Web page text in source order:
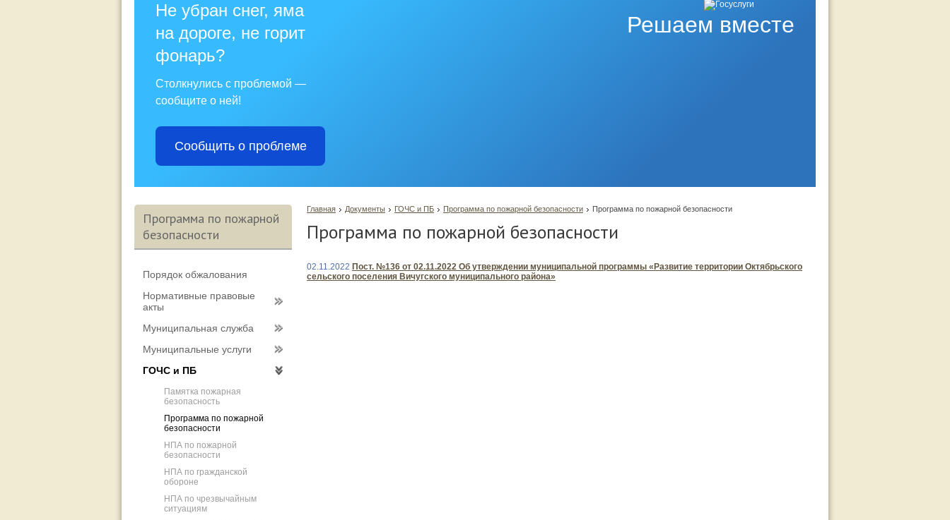
Решаем вместе
Не убран снег, яма
на дороге, не горит
фонарь?
Столкнулись с проблемой —
сообщите о ней!
Сообщить о проблеме
Главная Документы ГОЧС и ПБ Программа по пожарной безопасности Программа по пожарной безопасности
Программа по пожарной безопасности
02.11.2022 Пост. №136 от 02.11.2022 Об утверждении муниципальной программы «Развитие территории Октябрьского
сельского поселения Вичугского муниципального района»
Программа по пожарной
безопасности
Порядок обжалования
Нормативные правовые
акты
Муниципальная служба
Муниципальные услуги
ГОЧС и ПБ
Памятка пожарная
безопасность
Программа по пожарной
безопасности
НПА по пожарной
безопасности
НПА по гражданской
обороне
НПА по чрезвычайным
ситуациям